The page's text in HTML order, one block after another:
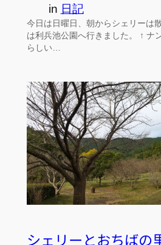
in 日記
今日は日曜日、朝からシェリーは
は利兵池公園へ行きました。 ↑ ナ
らしい…
シェリーとおちばの